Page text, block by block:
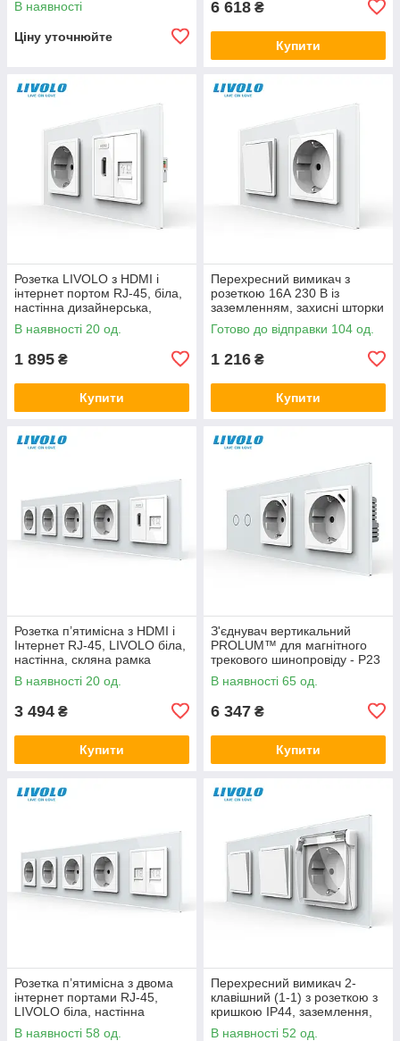
В наявності
Ціну уточнюйте
6 618 ₴
Купити
Розетка LIVOLO з HDMI і
інтернет портом RJ-45, біла,
настінна дизайнерська,
скляна рамка
В наявності 20 од.
1 895 ₴
Купити
Перехресний вимикач з
розеткою 16А 230 В із
заземленням, захисні шторки
LIVOLO білий скло
Готово до відправки 104 од.
1 216 ₴
Купити
Розетка п’ятимісна з HDMI і
Інтернет RJ-45, LIVOLO біла,
настінна, скляна рамка
В наявності 20 од.
3 494 ₴
Купити
З'єднувач вертикальний
PROLUM™ для магнітного
трекового шинопровіду - P23
В наявності 65 од.
6 347 ₴
Купити
Розетка п’ятимісна з двома
інтернет портами RJ-45,
LIVOLO біла, настінна
дизайнерська, скляна рамка
В наявності 58 од.
Перехресний вимикач 2-
клавішний (1-1) з розеткою з
кришкою IP44, заземлення,
LIVOLO, білий скло
В наявності 52 од.